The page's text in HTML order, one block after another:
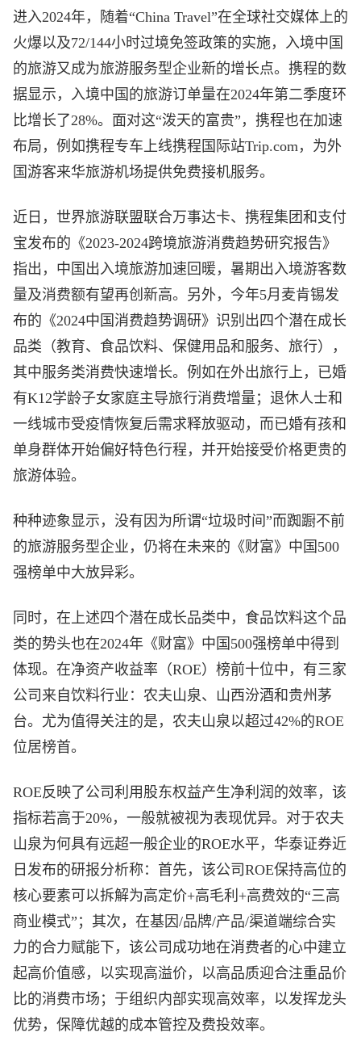
进入2024年，随着“China Travel”在全球社交媒体上的
火爆以及72/144小时过境免签政策的实施，入境中国
的旅游又成为旅游服务型企业新的增长点。携程的数
据显示，入境中国的旅游订单量在2024年第二季度环
比增长了28%。面对这“泼天的富贵”，携程也在加速
布局，例如携程专车上线携程国际站Trip.com，为外
国游客来华旅游机场提供免费接机服务。
近日，世界旅游联盟联合万事达卡、携程集团和支付
宝发布的《2023-2024跨境旅游消费趋势研究报告》
指出，中国出入境旅游加速回暖，暑期出入境游客数
量及消费额有望再创新高。另外，今年5月麦肯锡发
布的《2024中国消费趋势调研》识别出四个潜在成长
品类（教育、食品饮料、保健用品和服务、旅行），
其中服务类消费快速增长。例如在外出旅行上，已婚
有K12学龄子女家庭主导旅行消费增量；退休人士和
一线城市受疫情恢复后需求释放驱动，而已婚有孩和
单身群体开始偏好特色行程，并开始接受价格更贵的
旅游体验。
种种迹象显示，没有因为所谓“垃圾时间”而踟蹰不前
的旅游服务型企业，仍将在未来的《财富》中国500
强榜单中大放异彩。
同时，在上述四个潜在成长品类中，食品饮料这个品
类的势头也在2024年《财富》中国500强榜单中得到
体现。在净资产收益率（ROE）榜前十位中，有三家
公司来自饮料行业：农夫山泉、山西汾酒和贵州茅
台。尤为值得关注的是，农夫山泉以超过42%的ROE
位居榜首。
ROE反映了公司利用股东权益产生净利润的效率，该
指标若高于20%，一般就被视为表现优异。对于农夫
山泉为何具有远超一般企业的ROE水平，华泰证券近
日发布的研报分析称：首先，该公司ROE保持高位的
核心要素可以拆解为高定价+高毛利+高费效的“三高
商业模式”；其次，在基因/品牌/产品/渠道端综合实
力的合力赋能下，该公司成功地在消费者的心中建立
起高价值感，以实现高溢价，以高品质迎合注重品价
比的消费市场；于组织内部实现高效率，以发挥龙头
优势，保障优越的成本管控及费投效率。